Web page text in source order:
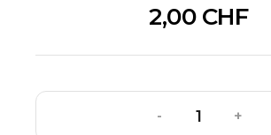
2,00 CHF
- +